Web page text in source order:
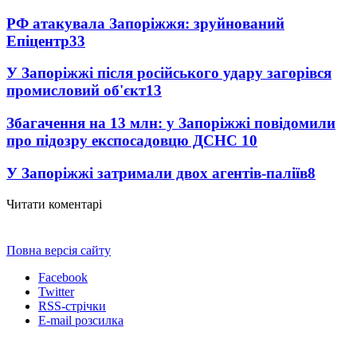
РФ атакувала Запоріжжя: зруйнований
Епіцентр33
У Запоріжжі після російського удару загорівся
промисловий об'єкт13
Збагачення на 13 млн: у Запоріжжі повідомили
про підозру експосадовцю ДСНС 10
У Запоріжжі затримали двох агентів-паліїв8
Читати коментарі
Повна версія сайту
Facebook
Twitter
RSS-стрічки
E-mail розсилка